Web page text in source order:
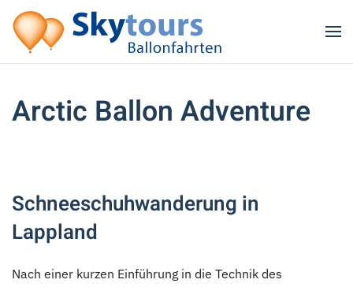
Zum Hauptinhalt springen
Arctic Ballon Adventure
Schneeschuhwanderung in
Lappland
Nach einer kurzen Einführung in die Technik des